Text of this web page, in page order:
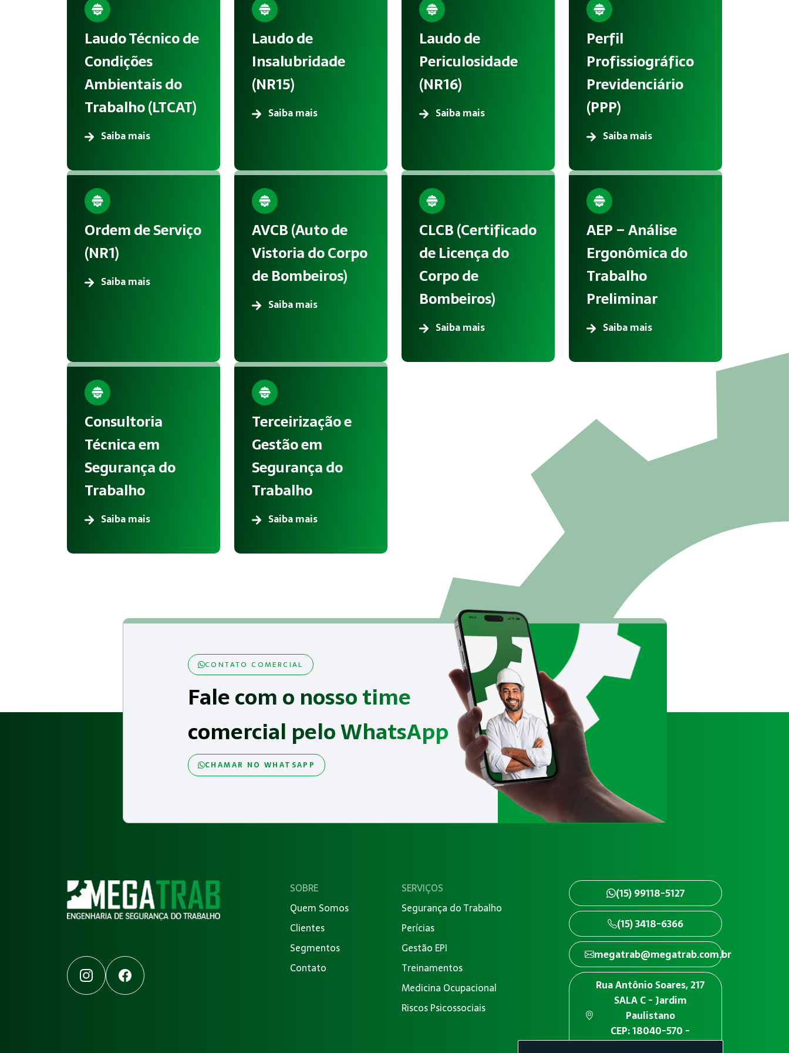
Laudo Técnico de
Condições
Ambientais do
Trabalho (LTCAT)
Saiba mais
Laudo de
Insalubridade
(NR15)
Saiba mais
Laudo de
Periculosidade
(NR16)
Saiba mais
Perfil
Profissiográfico
Previdenciário
(PPP)
Saiba mais
Ordem de Serviço
(NR1)
Saiba mais
AVCB (Auto de
Vistoria do Corpo
de Bombeiros)
Saiba mais
CLCB (Certificado
de Licença do
Corpo de
Bombeiros)
Saiba mais
AEP – Análise
Ergonômica do
Trabalho
Preliminar
Saiba mais
Consultoria
Técnica em
Segurança do
Trabalho
Saiba mais
Terceirização e
Gestão em
Segurança do
Trabalho
Saiba mais
CONTATO COMERCIAL
Fale com o nosso time
comercial pelo WhatsApp
CHAMAR NO WHATSAPP
InstagramFacebook
SOBRE
Quem Somos
Clientes
Segmentos
Contato
SERVIÇOS
Segurança do Trabalho
Perícias
Gestão EPI
Treinamentos
Medicina Ocupacional
Riscos Psicossociais
(15) 99118-5127
(15) 3418-6366
megatrab@megatrab.com.br
Rua Antônio Soares, 217
SALA C - Jardim
Paulistano
CEP: 18040-570 -
Sorocaba/SP